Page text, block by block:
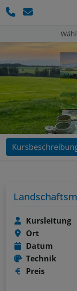
Kursleitung
Ort
Datum
Technik
Preis